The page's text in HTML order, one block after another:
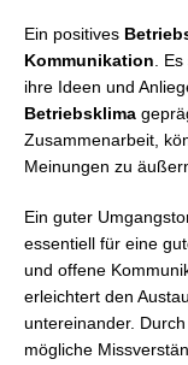
Ein positives
Kommunikation .
ihre Ideen und
Betriebsklima
Zusammenarbeit,
Meinungen zu
Ein guter
essentiell für eine
und offene
erleichtert den
untereinander.
mögliche